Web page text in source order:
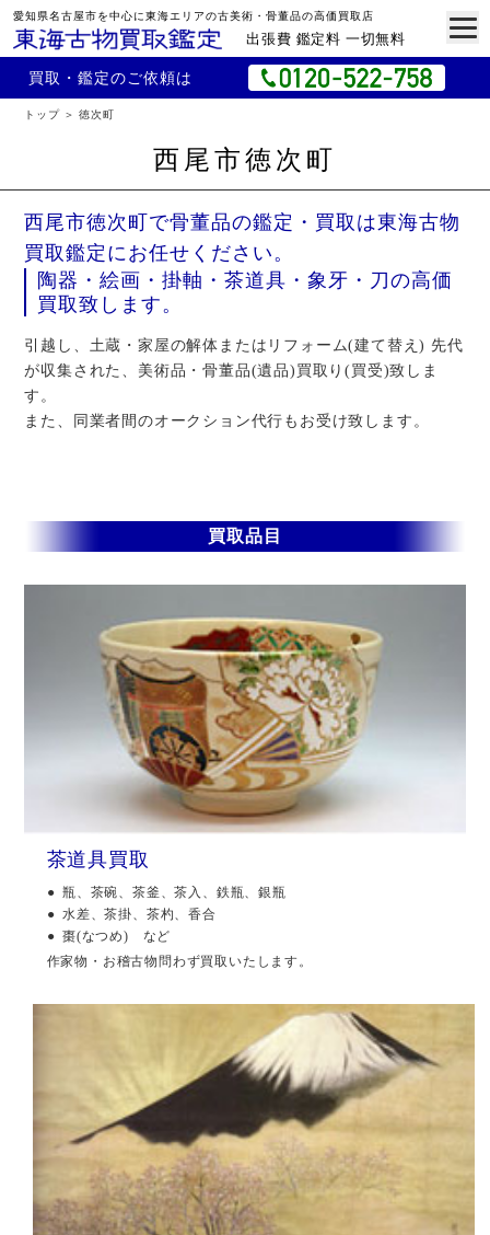
愛知県名古屋市を中心に東海エリアの古美術・骨董品の高価買取店
出張費 鑑定料 一切無料
買取・鑑定のご依頼は
トップ 徳次町
西尾市徳次町
西尾市徳次町で骨董品の鑑定・買取は東海古物
買取鑑定にお任せください。
陶器・絵画・掛軸・茶道具・象牙・刀の高価
買取致します。
引越し、土蔵・家屋の解体またはリフォーム(建て替え) 先代
が収集された、美術品・骨董品(遺品)買取り(買受)致しま
す。
また、同業者間のオークション代行もお受け致します。
買取品目
茶道具買取
瓶、茶碗、茶釜、茶入、鉄瓶、銀瓶
水差、茶掛、茶杓、香合
棗(なつめ) など
作家物・お稽古物問わず買取いたします。